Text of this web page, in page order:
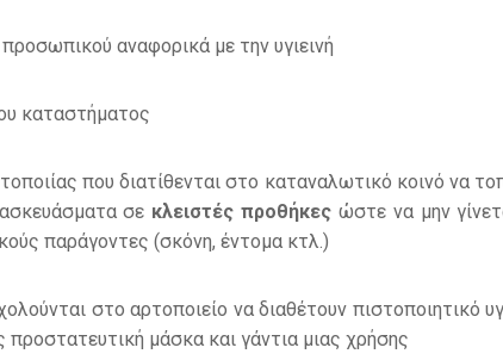
αναφορικά με την υγιεινή
καταστήματος
που διατίθενται στο καταναλωτικό κοινό να
σε κλειστές προθήκες ώστε να μην
παράγοντες (σκόνη, έντομα κτλ.)
στο αρτοποιείο να διαθέτουν πιστοποιητικό
μάσκα και γάντια μιας χρήσης